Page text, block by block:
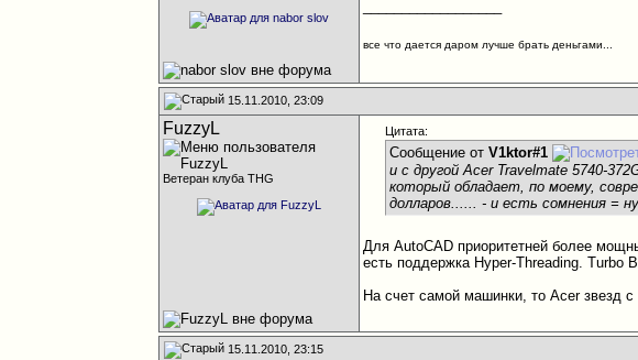
все что дается даром лучше брать деньгами...
15.11.2010, 23:09
FuzzyL
Ветеран клуба THG
Цитата:
Сообщение отV1ktor#1
и с другой Acer Travelmate 5740-
который обладает, по моему,
долларов...... - и есть сомнения =
Для AutoCAD приоритетней более
есть поддержка Hyper-Threading. Turbo
На счет самой машинки, то Acer звезд
15.11.2010, 23:15